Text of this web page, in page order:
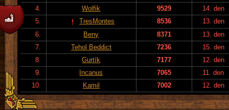
4.
Wolfik 9529
14. den
5.
TresMontes 8536
13. den
6.
Beny 8371
13. den
7.
Tehol Beddict 7236
15. den
8.
Gurtík 7177
12. den
9.
Incanus 7065
11. den
10.
Kamil 7002 12. den